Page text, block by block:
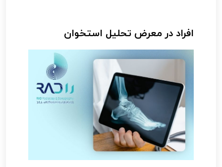
افراد در معرض تحلیل استخوان